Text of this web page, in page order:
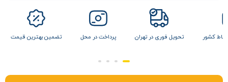
نقاط کشور تحویل فوری در تهران پرداخت در محل تضمین بهترین قیمت